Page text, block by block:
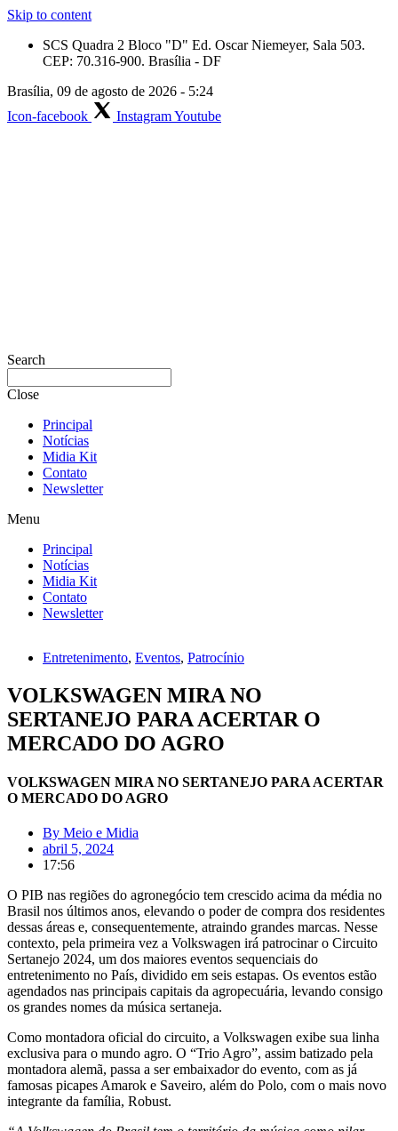
Skip to content
SCS Quadra 2 Bloco "D" Ed. Oscar Niemeyer, Sala 503.
CEP: 70.316-900. Brasília - DF
Brasília, 09 de agosto de 2026 - 5:24
Icon-facebook
InstagramYoutube
Search
Close
Principal
Notícias
Midia Kit
Contato
Newsletter
Menu
Principal
Notícias
Midia Kit
Contato
Newsletter
Entretenimento, Eventos, Patrocínio
VOLKSWAGEN MIRA NO
SERTANEJO PARA ACERTAR O
MERCADO DO AGRO
VOLKSWAGEN MIRA NO SERTANEJO PARA ACERTAR
O MERCADO DO AGRO
By Meio e Midia
abril 5, 2024
17:56
O PIB nas regiões do agronegócio tem crescido acima da média no
Brasil nos últimos anos, elevando o poder de compra dos residentes
dessas áreas e, consequentemente, atraindo grandes marcas. Nesse
contexto, pela primeira vez a Volkswagen irá patrocinar o Circuito
Sertanejo 2024, um dos maiores eventos sequenciais do
entretenimento no País, dividido em seis estapas. Os eventos estão
agendados nas principais capitais da agropecuária, levando consigo
os grandes nomes da música sertaneja.
Como montadora oficial do circuito, a Volkswagen exibe sua linha
exclusiva para o mundo agro. O “Trio Agro”, assim batizado pela
montadora alemã, passa a ser embaixador do evento, com as já
famosas picapes Amarok e Saveiro, além do Polo, com o mais novo
integrante da família, Robust.